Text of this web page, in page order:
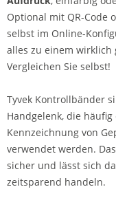
Optional mit QR-Code
selbst im Online-
alles zu einem wirklich
Vergleichen Sie selbst!
Tyvek Kontrollbänder
Handgelenk, die
Kennzeichnung von
verwendet werden.
sicher und lässt sich
zeitsparend handeln.